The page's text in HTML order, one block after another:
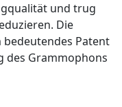
und trug
Die
bedeutendes Patent
des Grammophons